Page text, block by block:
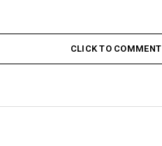
CLICK TO COMMENT